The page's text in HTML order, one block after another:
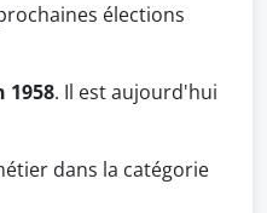
élections
1958. Il est aujourd'hui
dans la catégorie